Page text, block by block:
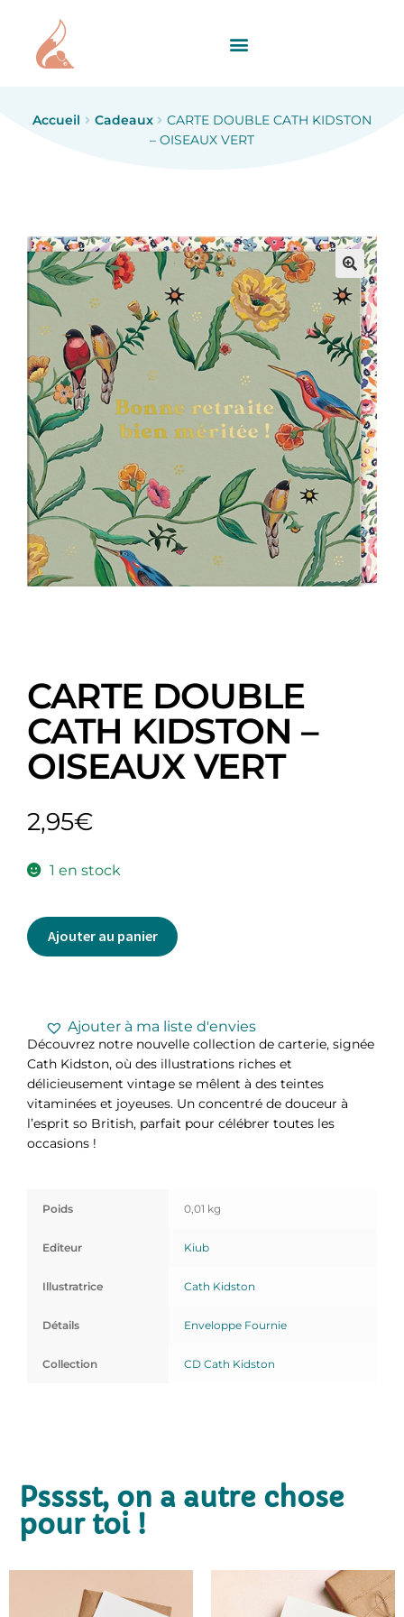
Accueil Cadeaux
CARTE DOUBLE CATH KIDSTON
– OISEAUX VERT
CARTE DOUBLE
CATH KIDSTON –
OISEAUX VERT
2,95€
1 en stock
Ajouter au panier
Ajouter à ma liste d'envies
Découvrez notre nouvelle collection de carterie, signée
Cath Kidston, où des illustrations riches et
délicieusement vintage se mêlent à des teintes
vitaminées et joyeuses. Un concentré de douceur à
l’esprit so British, parfait pour célébrer toutes les
occasions !
Poids 0,01 kg
Editeur Kiub
Illustratrice Cath Kidston
Détails Enveloppe Fournie
Collection CD Cath Kidston
Psssst, on a autre chose
pour toi !